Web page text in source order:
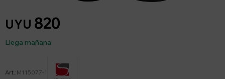
UYU 820
Llega mañana
M115077-1